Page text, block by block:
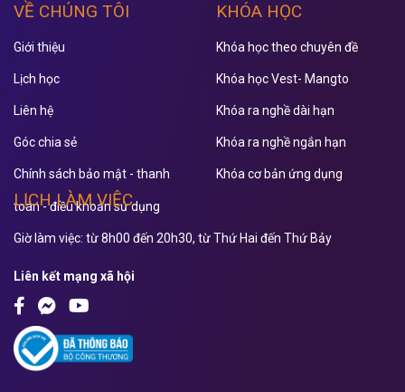
VỀ CHÚNG TÔI
Giới thiệu
Lịch học
Liên hệ
Góc chia sẻ
Chính sách bảo mật - thanh
toán - điều khoản sử dụng
KHÓA HỌC
Khóa học theo chuyên đề
Khóa học Vest- Mangto
Khóa ra nghề dài hạn
Khóa ra nghề ngắn hạn
Khóa cơ bản ứng dụng
LỊCH LÀM VIỆC
Giờ làm việc: từ 8h00 đến 20h30, từ Thứ Hai đến Thứ Bảy
Liên kết mạng xã hội